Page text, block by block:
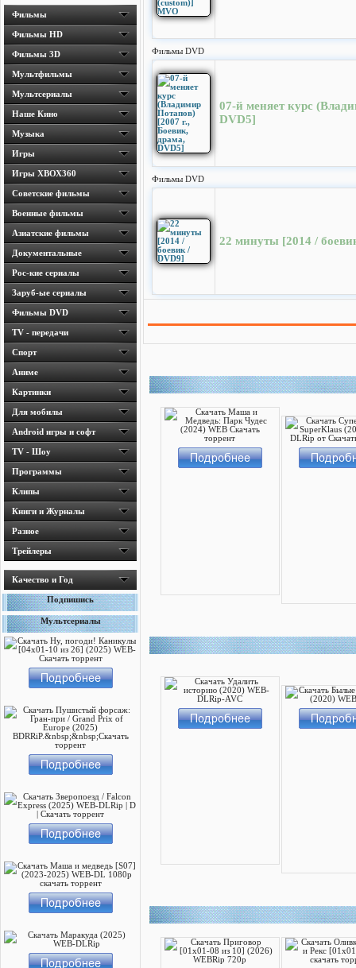
Фильмы
Фильмы HD
Фильмы 3D
Мультфильмы
Мультсериалы
Наше Кино
Музыка
Игры
Игры ХВОХ360
Cоветские фильмы
Военные фильмы
Азиатские фильмы
Документальные
Рос-кие сериалы
Заруб-ые сериалы
Фильмы DVD
TV - передачи
Спорт
Аниме
Картинки
Для мобилы
Android игры и софт
TV - Шоу
Программы
Клипы
Книги и Журналы
Разное
Трейлеры
Качество и Год
Подпишись
Мультсериалы
Фильмы DVD
07-й меняет курс
DVD5]
Фильмы DVD
22 минуты [2014 /